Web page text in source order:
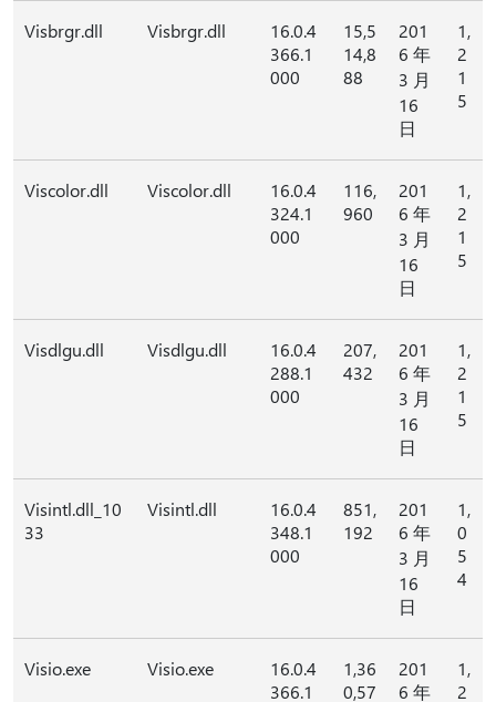
Visbrgr.dll Visbrgr.dll
16.0.4
366.1
000
15,5
14,8
88
201
6 年
3 月
16
日
1,
2
1
5
Viscolor.dll Viscolor.dll
16.0.4
324.1
000
116,
960
201
6 年
3 月
16
日
1,
2
1
5
Visdlgu.dll Visdlgu.dll
16.0.4
288.1
000
207,
432
201
6 年
3 月
16
日
1,
2
1
5
Visintl.dll_10
33
Visintl.dll
16.0.4
348.1
000
851,
192
201
6 年
3 月
16
日
1,
0
5
4
Visio.exe Visio.exe
16.0.4
366.1
1,36
0,57
201
6 年
1,
2